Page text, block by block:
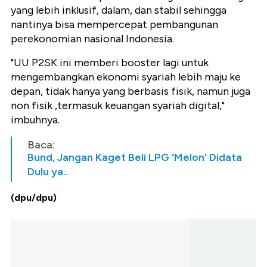
yang lebih inklusif, dalam, dan stabil sehingga
nantinya bisa mempercepat pembangunan
perekonomian nasional Indonesia.
"UU P2SK ini memberi booster lagi untuk
mengembangkan ekonomi syariah lebih maju ke
depan, tidak hanya yang berbasis fisik, namun juga
non fisik ,termasuk keuangan syariah digital,"
imbuhnya.
Baca:
Bund, Jangan Kaget Beli LPG 'Melon' Didata
Dulu ya..
(dpu/dpu)